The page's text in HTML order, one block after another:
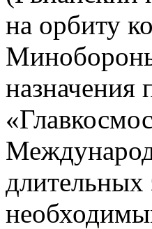
на орбиту
длительных